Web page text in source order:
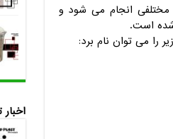
مختلفی انجام می شود و
شده است.
را می توان نام برد: